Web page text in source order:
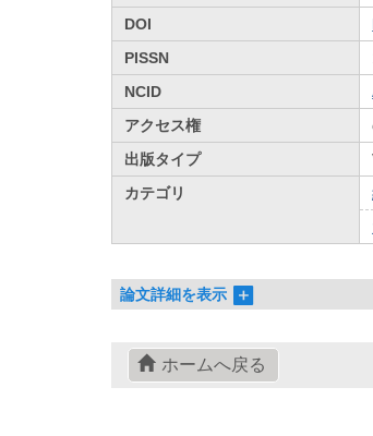
DOI
PISSN
NCID
アクセス権
出版タイプ
カテゴリ
論文詳細を表示
ホームへ戻る